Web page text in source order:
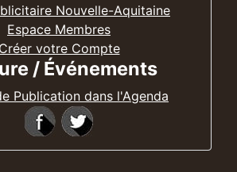
Nouvelle-Aquitaine
Espace Membres
Créer votre Compte
/ Événements
Publication dans l'Agenda